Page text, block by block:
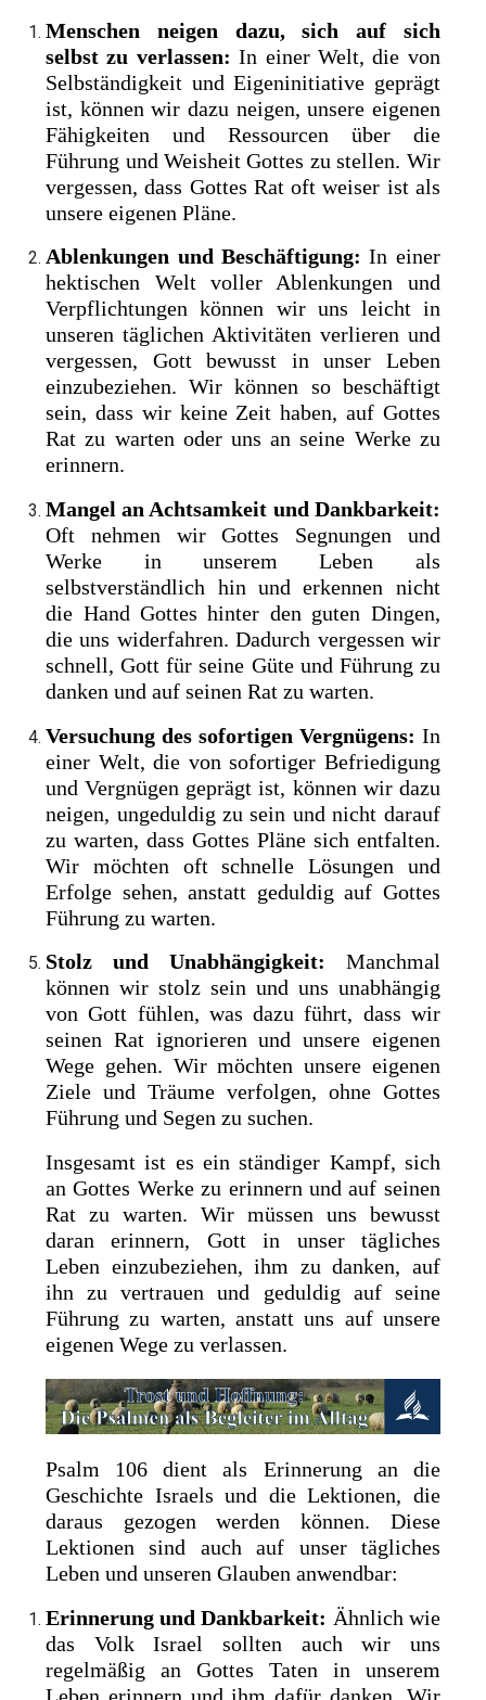
Menschen neigen dazu, sich auf sich
selbst zu verlassen: In einer Welt, die von
Selbständigkeit und Eigeninitiative geprägt
ist, können wir dazu neigen, unsere eigenen
Fähigkeiten und Ressourcen über die
Führung und Weisheit Gottes zu stellen. Wir
vergessen, dass Gottes Rat oft weiser ist als
unsere eigenen Pläne.
Ablenkungen und Beschäftigung: In einer
hektischen Welt voller Ablenkungen und
Verpflichtungen können wir uns leicht in
unseren täglichen Aktivitäten verlieren und
vergessen, Gott bewusst in unser Leben
einzubeziehen. Wir können so beschäftigt
sein, dass wir keine Zeit haben, auf Gottes
Rat zu warten oder uns an seine Werke zu
erinnern.
Mangel an Achtsamkeit und Dankbarkeit:
Oft nehmen wir Gottes Segnungen und
Werke in unserem Leben als
selbstverständlich hin und erkennen nicht
die Hand Gottes hinter den guten Dingen,
die uns widerfahren. Dadurch vergessen wir
schnell, Gott für seine Güte und Führung zu
danken und auf seinen Rat zu warten.
Versuchung des sofortigen Vergnügens: In
einer Welt, die von sofortiger Befriedigung
und Vergnügen geprägt ist, können wir dazu
neigen, ungeduldig zu sein und nicht darauf
zu warten, dass Gottes Pläne sich entfalten.
Wir möchten oft schnelle Lösungen und
Erfolge sehen, anstatt geduldig auf Gottes
Führung zu warten.
Stolz und Unabhängigkeit: Manchmal
können wir stolz sein und uns unabhängig
von Gott fühlen, was dazu führt, dass wir
seinen Rat ignorieren und unsere eigenen
Wege gehen. Wir möchten unsere eigenen
Ziele und Träume verfolgen, ohne Gottes
Führung und Segen zu suchen.
Insgesamt ist es ein ständiger Kampf, sich
an Gottes Werke zu erinnern und auf seinen
Rat zu warten. Wir müssen uns bewusst
daran erinnern, Gott in unser tägliches
Leben einzubeziehen, ihm zu danken, auf
ihn zu vertrauen und geduldig auf seine
Führung zu warten, anstatt uns auf unsere
eigenen Wege zu verlassen.
Psalm 106 dient als Erinnerung an die
Geschichte Israels und die Lektionen, die
daraus gezogen werden können. Diese
Lektionen sind auch auf unser tägliches
Leben und unseren Glauben anwendbar:
Erinnerung und Dankbarkeit: Ähnlich wie
das Volk Israel sollten auch wir uns
regelmäßig an Gottes Taten in unserem